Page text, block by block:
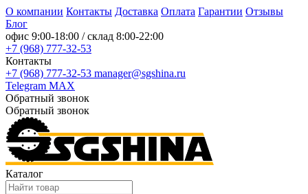
О компании Контакты Доставка Оплата Гарантии Отзывы
Блог
офис 9:00-18:00 / склад 8:00-22:00
+7 (968) 777-32-53
Контакты
+7 (968) 777-32-53 manager@sgshina.ru
Telegram MAX
Обратный звонок
Обратный звонок
Каталог